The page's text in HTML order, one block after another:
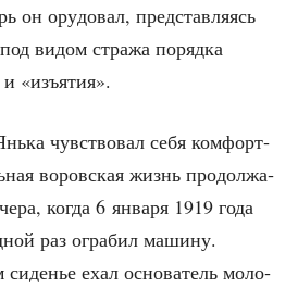
он ору­до­вал, пред­став­ля­ясь
видом стра­жа поряд­ка
«изъ­я­тия».
чув­ство­вал себя ком­форт­
воров­ская жизнь про­дол­жа­
когда 6 янва­ря 1919 года
раз огра­бил маши­ну.
ехал осно­ва­тель моло­